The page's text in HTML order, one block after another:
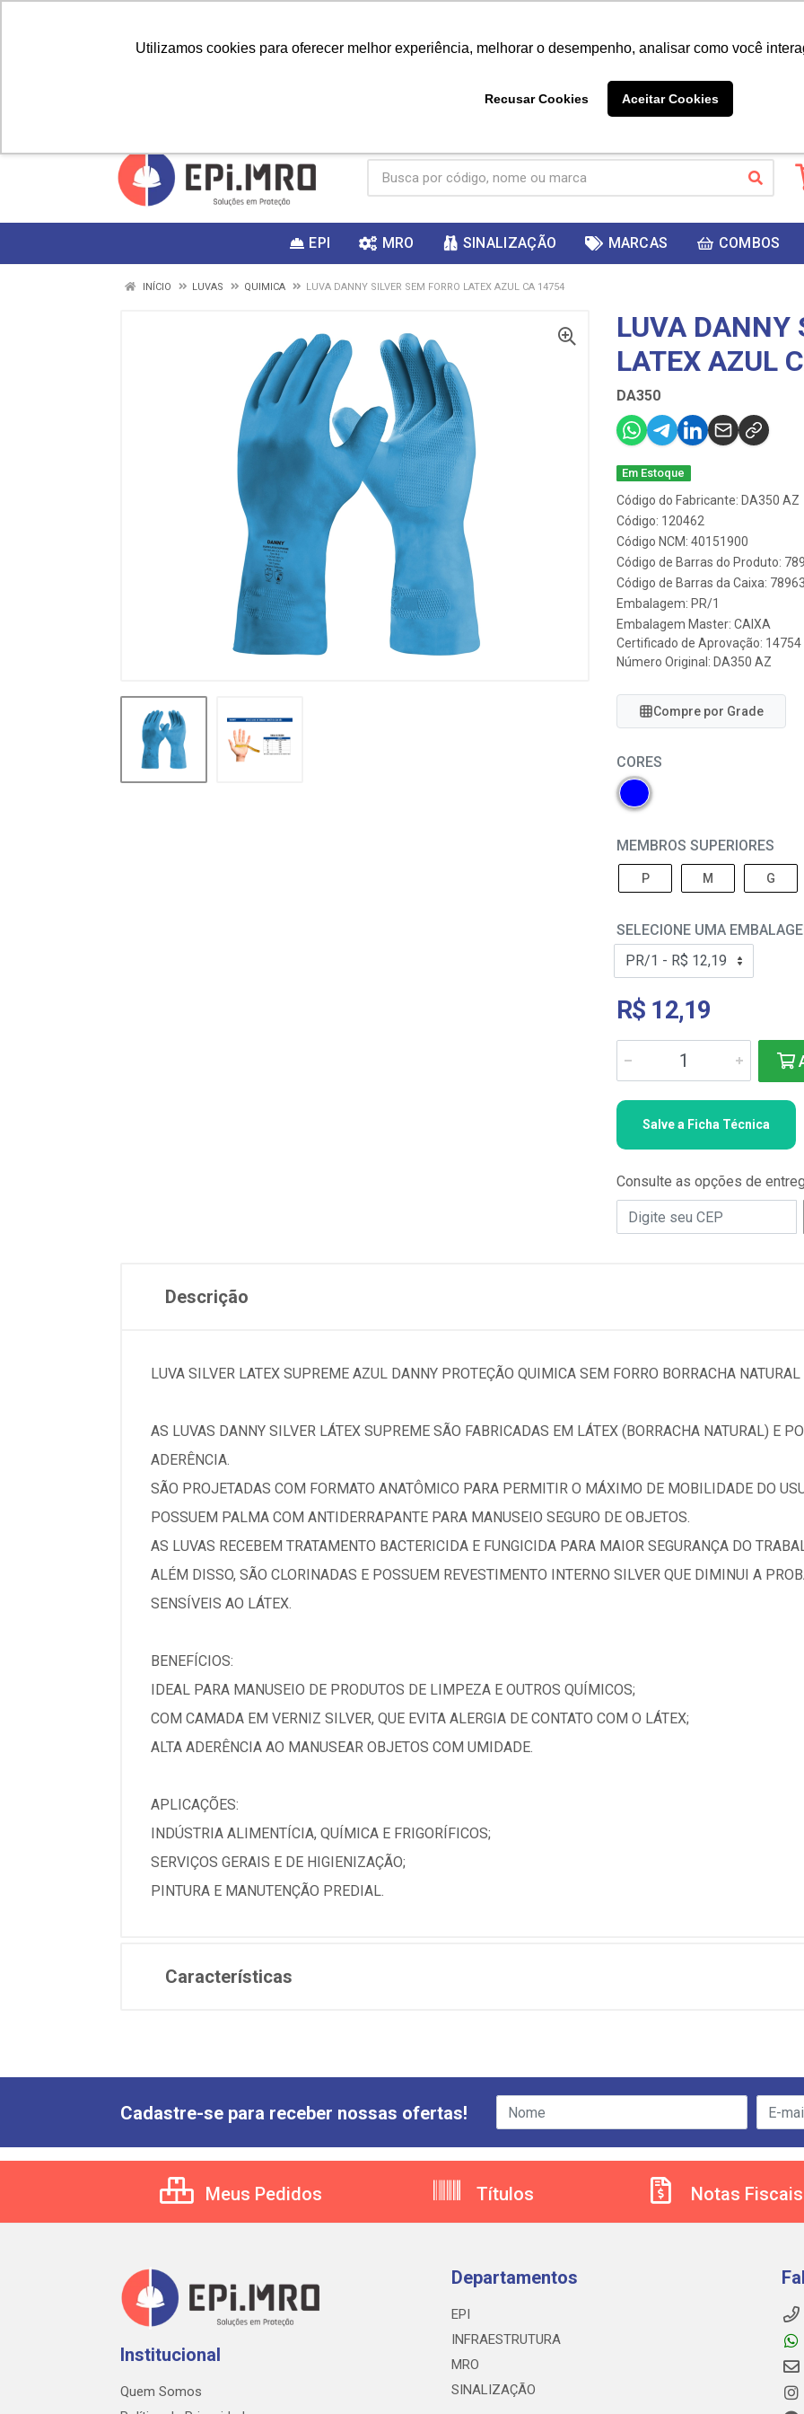
Utilizamos cookies para oferecer melhor experiência, melhorar o desempenho, analisar como você
Recusar Cookies Aceitar Cookies
ganhar
EPI MRO SINALIZAÇÃO MARCAS COMBOS
INÍCIO LUVAS QUIMICA LUVA DANNY SILVER SEM FORRO LATEX AZUL CA 14754
LUVA DANNY
LATEX AZUL
DA350
Em Estoque
Código do Fabricante: DA350 AZ
Código: 120462
Código NCM: 40151900
Código de Barras do Produto:
Código de Barras da Caixa:
Embalagem: PR/1
Embalagem Master: CAIXA
Certificado de Aprovação: 14754
Número Original: DA350 AZ
Compre por Grade
CORES
MEMBROS SUPERIORES
P M G
SELECIONE UMA
R$ 12,19
Salve a Ficha Técnica
Consulte as opções de
Descrição
LUVA SILVER LATEX SUPREME AZUL DANNY PROTEÇÃO QUIMICA SEM FORRO BORRACHA
AS LUVAS DANNY SILVER LÁTEX SUPREME SÃO FABRICADAS EM LÁTEX (BORRACHA NATURAL) E
ADERÊNCIA.
SÃO PROJETADAS COM FORMATO ANATÔMICO PARA PERMITIR O MÁXIMO DE MOBILIDADE DO
POSSUEM PALMA COM ANTIDERRAPANTE PARA MANUSEIO SEGURO DE OBJETOS.
AS LUVAS RECEBEM TRATAMENTO BACTERICIDA E FUNGICIDA PARA MAIOR SEGURANÇA DO
ALÉM DISSO, SÃO CLORINADAS E POSSUEM REVESTIMENTO INTERNO SILVER QUE DIMINUI A
SENSÍVEIS AO LÁTEX.
BENEFÍCIOS:
IDEAL PARA MANUSEIO DE PRODUTOS DE LIMPEZA E OUTROS QUÍMICOS;
COM CAMADA EM VERNIZ SILVER, QUE EVITA ALERGIA DE CONTATO COM O LÁTEX;
ALTA ADERÊNCIA AO MANUSEAR OBJETOS COM UMIDADE.
APLICAÇÕES:
INDÚSTRIA ALIMENTÍCIA, QUÍMICA E FRIGORÍFICOS;
SERVIÇOS GERAIS E DE HIGIENIZAÇÃO;
PINTURA E MANUTENÇÃO PREDIAL.
Características
Cadastre-se para receber nossas ofertas!
Meus Pedidos Títulos Notas Fiscais
Institucional
Quem Somos
Departamentos
EPI
INFRAESTRUTURA
MRO
SINALIZAÇÃO